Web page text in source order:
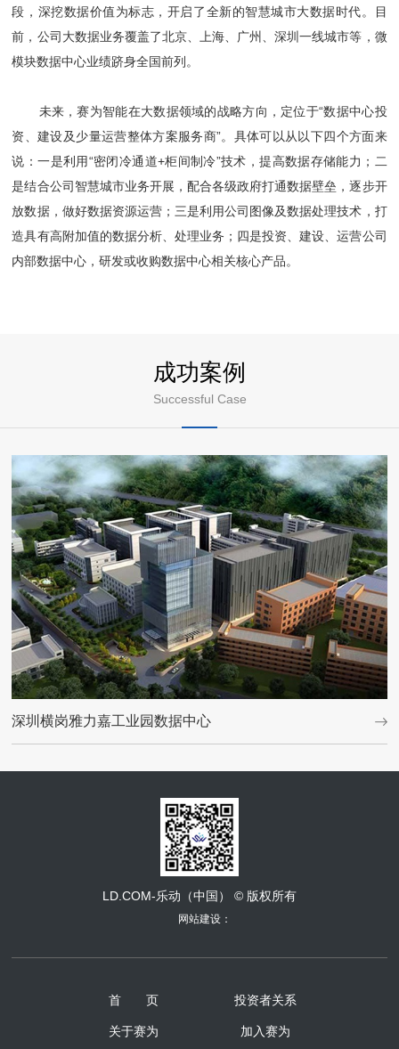
段，深挖数据价值为标志，开启了全新的智慧城市大数据时代。目
前，公司大数据业务覆盖了北京、上海、广州、深圳一线城市等，微
模块数据中心业绩跻身全国前列。
未来，赛为智能在大数据领域的战略方向，定位于“数据中心投
资、建设及少量运营整体方案服务商”。具体可以从以下四个方面来
说：一是利用“密闭冷通道+柜间制冷”技术，提高数据存储能力；二
是结合公司智慧城市业务开展，配合各级政府打通数据壁垒，逐步开
放数据，做好数据资源运营；三是利用公司图像及数据处理技术，打
造具有高附加值的数据分析、处理业务；四是投资、建设、运营公司
内部数据中心，研发或收购数据中心相关核心产品。
成功案例
Successful Case
深圳横岗雅力嘉工业园数据中心
LD.COM-乐动（中国） © 版权所有
网站建设：
首 页 投资者关系
关于赛为 加入赛为